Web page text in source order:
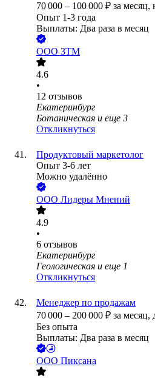
70 000 – 100 000 ₽ за месяц,
Опыт 1-3 года
Выплаты: Два раза в месяц
ООО ЗТМ
4.6
•
12 отзывов
Екатеринбург
Ботаническая и еще 3
Откликнуться
Продуктовый маркетолог
Опыт 3-6 лет
Можно удалённо
ООО Лидеры Мнений
4.9
•
6 отзывов
Екатеринбург
Геологическая и еще 1
Откликнуться
Менеджер по продажам
70 000 – 200 000 ₽ за месяц,
Без опыта
Выплаты: Два раза в месяц
ООО Пиксана